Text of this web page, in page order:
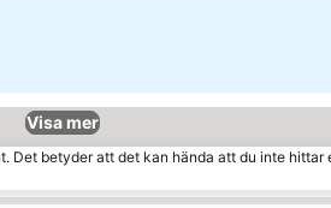
Visa mer
betyder att det kan hända att du inte hittar